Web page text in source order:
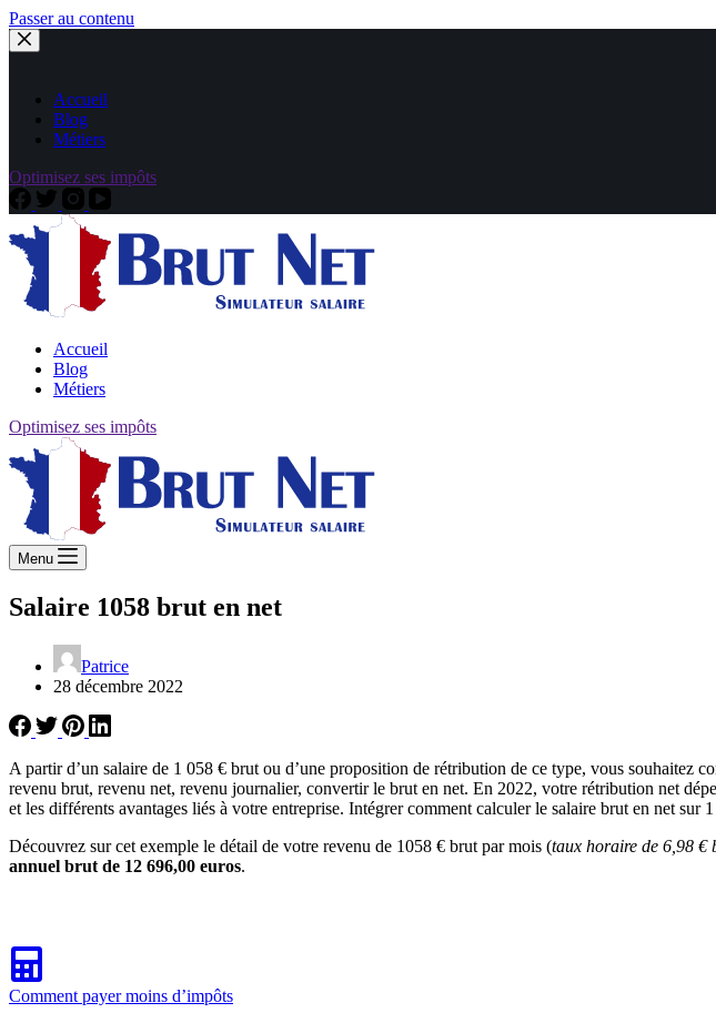
Passer au contenu
Accueil
Blog
Métiers
Optimisez ses impôts
Accueil
Blog
Métiers
Optimisez ses impôts
Menu
Salaire 1058 brut en net
Patrice
28 décembre 2022
A partir d’un salaire de 1 058 € brut ou d’une proposition de rétribution de ce type, vous souhaitez
revenu brut, revenu net, revenu journalier, convertir le brut en net. En 2022, votre rétribution net
et les différents avantages liés à votre entreprise. Intégrer comment calculer le salaire brut en net sur
Découvrez sur cet exemple le détail de votre revenu de 1058 € brut par mois (taux horaire de 6,98 €
annuel brut de 12 696,00 euros.
Comment payer moins d’impôts